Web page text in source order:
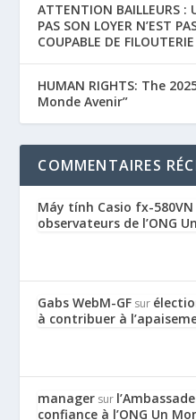
ATTENTION BAILLEURS :
PAS SON LOYER N’EST
COUPABLE DE
HUMAN RIGHTS: The
Monde Avenir”
COMMENTAIRES
Máy tính Casio fx-580VN
observateurs de l’ONG
Gabs WebM-GF sur
à contribuer à
manager sur
confiance à l’ONG Un